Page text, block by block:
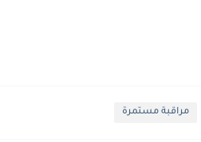
مراقبة مستمرة